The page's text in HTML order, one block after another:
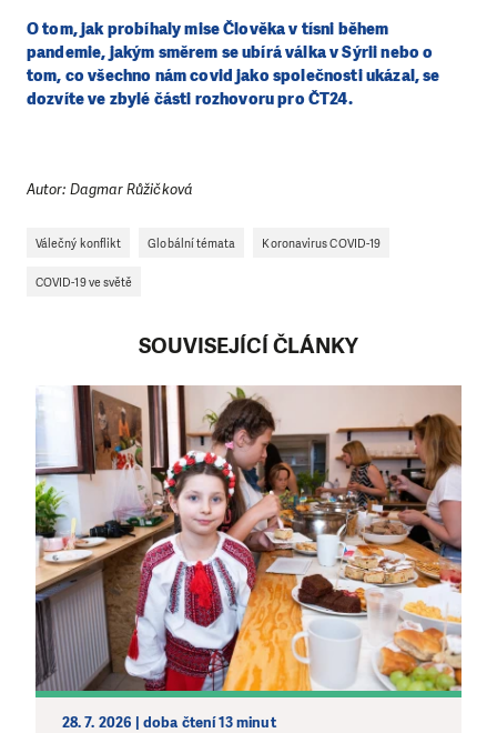
O tom, jak probíhaly mise Člověka v tísni během
pandemie, jakým směrem se ubírá válka v Sýrii nebo o
tom, co všechno nám covid jako společnosti ukázal, se
dozvíte ve zbylé části rozhovoru pro ČT24.
Autor: Dagmar Růžičková
Válečný konflikt Globální témata Koronavirus COVID-19
COVID-19 ve světě
SOUVISEJÍCÍ ČLÁNKY
28. 7. 2026 | doba čtení 13 minut
LÍBÍ SE VÁM, CO DĚLÁME?
PODPOŘTE NÁS!
Abychom mohli pomáhat smysluplně, neobejdeme se
Klubu přátel, Vaše dary nám umožní pomoci vždy tam,
DAROVAT DAROVAT PRAVIDELNĚ